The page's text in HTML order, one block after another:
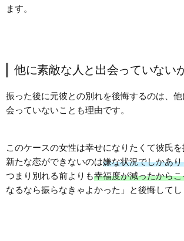
ます。
他に素敵な人と出会っていない
振った後に元彼との別れを後悔するのは、
会っていないことも理由です。
このケースの女性は幸せになりたくて彼氏を
新たな恋ができないのは嫌な状況でしかあ
つまり別れる前よりも幸福度が減ったからこ
なるなら振らなきゃよかった」と後悔してし